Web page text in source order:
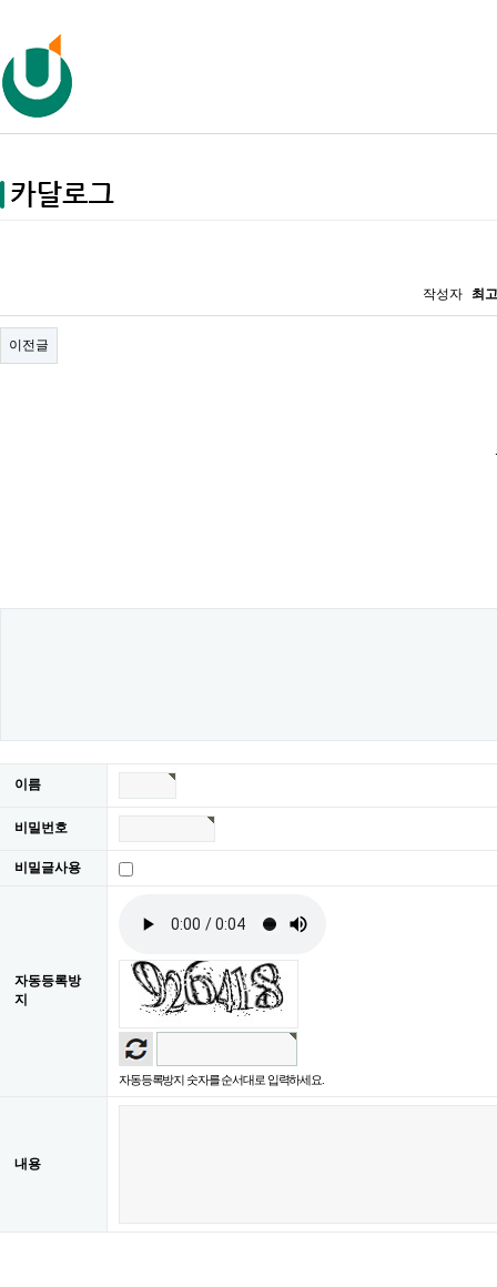
작성자 최
이전글
이름
비밀번호
비밀글사용
자동등록방
지
자동등록방지 숫자를 순서대로 입력하세요.
내용